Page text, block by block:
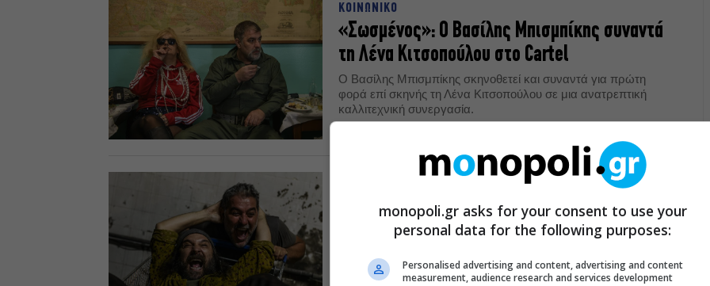
ΚΟΙΝΩΝΙΚΟ
«Σωσμένος»: Ο Βασίλης Μπισμπίκης συναντά
τη Λένα Κιτσοπούλου στο Cartel
Ο Βασίλης Μπισμπίκης σκηνοθετεί και συναντά για πρώτη
φορά επί σκηνής τη Λένα Κιτσοπούλου σε μια ανατρεπτική
καλλιτεχνική συνεργασία.
Ξανά sold out το “Άνθρωποι και Ποντίκια”
του Βασίλη Μπισμπίκη – Άνοιξε η προπώληση
για νέες ημερομηνίες
Μετά το sold out όλων των προγραμματισμένων
monopoli.gr asks for your consent to use your
personal data for the following purposes:
Personalised advertising and content, advertising and content
measurement, audience research and services development